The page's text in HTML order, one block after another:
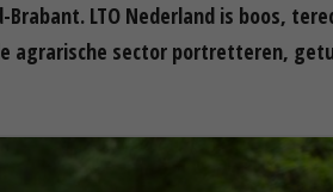
LTO Nederland is boos,
agrarische sector portretteren,